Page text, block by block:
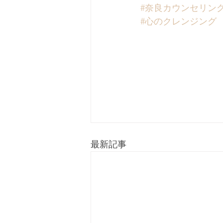
#奈良カウンセリン
#心のクレンジング
最新記事